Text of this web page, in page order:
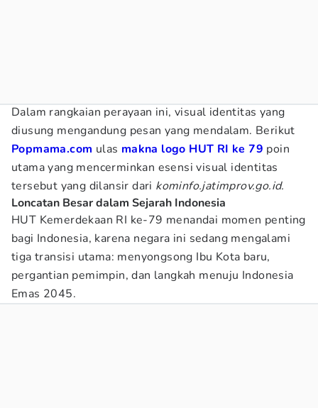
Dalam rangkaian perayaan ini, visual identitas yang
diusung mengandung pesan yang mendalam. Berikut
Popmama.com ulas makna logo HUT RI ke 79 poin
utama yang mencerminkan esensi visual identitas
tersebut yang dilansir dari kominfo.jatimprov.go.id.
Loncatan Besar dalam Sejarah Indonesia
HUT Kemerdekaan RI ke-79 menandai momen penting
bagi Indonesia, karena negara ini sedang mengalami
tiga transisi utama: menyongsong Ibu Kota baru,
pergantian pemimpin, dan langkah menuju Indonesia
Emas 2045.